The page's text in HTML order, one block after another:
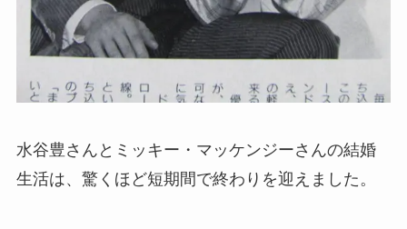
水谷豊さんとミッキー・マッケンジーさんの結婚
生活は、驚くほど短期間で終わりを迎えました。